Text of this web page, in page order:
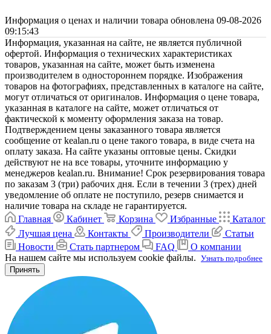
Информация о ценах и наличии товара обновлена 09-08-2026
09:15:43
Информация, указанная на сайте, не является публичной
офертой. Информация о технических характеристиках
товаров, указанная на сайте, может быть изменена
производителем в одностороннем порядке. Изображения
товаров на фотографиях, представленных в каталоге на сайте,
могут отличаться от оригиналов. Информация о цене товара,
указанная в каталоге на сайте, может отличаться от
фактической к моменту оформления заказа на товар.
Подтверждением цены заказанного товара является
сообщение от kealan.ru о цене такого товара, в виде счета на
оплату заказа. На сайте указаны оптовые цены. Скидки
действуют не на все товары, уточните информацию у
менеджеров kealan.ru. Внимание! Срок резервирования товара
по заказам 3 (три) рабочих дня. Если в течении 3 (трех) дней
уведомление об оплате не поступило, резерв снимается и
наличие товара на складе не гарантируется.
Главная
Кабинет Корзина Избранные
Каталог
Лучшая цена
Контакты Производители
Статьи
Новости
Стать партнером FAQ
О компании
На нашем сайте мы используем cookie файлы. Узнать подробнее
Принять